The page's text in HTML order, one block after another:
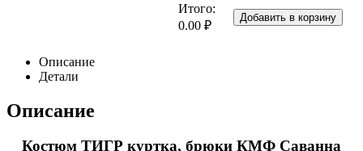
Итого:
0.00 ₽
Добавить в корзину
Описание
Детали
Описание
Костюм ТИГР куртка, брюки КМФ Саванна